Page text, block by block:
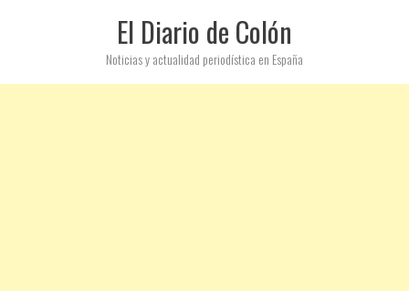
El Diario de Colón
Noticias y actualidad periodística en España